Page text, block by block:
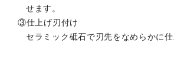
せます。
③仕上げ刃付け
セラミック砥石で刃先をなめらかに仕